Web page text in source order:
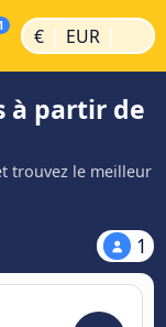
€ | EUR |
à partir de
trouvez le meilleur
1